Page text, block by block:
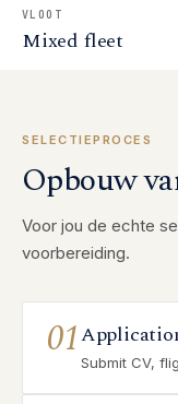
VLOOT
Mixed fleet
SELECTIEPROCES
Opbouw
Voor jou de echte
voorbereiding.
01 Submit CV,